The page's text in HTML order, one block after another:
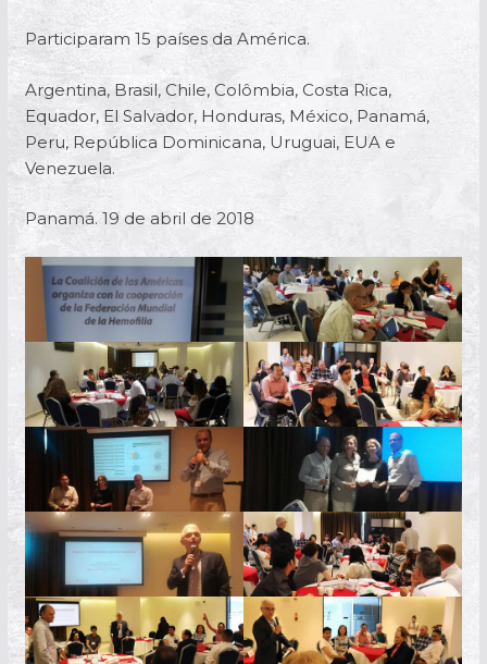
Participaram 15 países da América.
Argentina, Brasil, Chile, Colômbia, Costa Rica,
Equador, El Salvador, Honduras, México, Panamá,
Peru, República Dominicana, Uruguai, EUA e
Venezuela.
Panamá. 19 de abril de 2018